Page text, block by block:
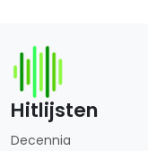
Hitlijsten
Decennia